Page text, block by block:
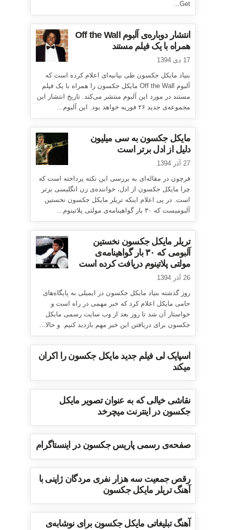
Get...
انتشار دوباره‌ی آلبوم Off the Wall
همراه با یک فیلم مستند
17 دی 1394
بنیاد مایکل جکسون طی بیانیه‌ای اعلام کرده است که
آلبوم Off the Wall مایکل جکسون را همراه با یک فیلم
مستند در مورد این آلبوم منتشر می‌کند. تاریخ انتشار این
مجموعه‌ی جدید ۲۶ فوریه خواهد بود. این آلبوم...
مایکل جکسون به سی میلیون
دلیل از ادل برتر است
27 آذر 1394
فرچون در مقاله‌ای به بررسی این نکته پرداخته است که
چرا مایکل جکسون از ادل، خواننده‌ی زن انگلیسی برتر
است. در پی اعلام اینکه تریلر مایکل جکسون نخستین
آلبومیست که ۳۰ بار گواهینامه‌ی مولتی پلاتینوم...
تریلر مایکل جکسون نخستین
آلبومی که ۳۰ بار گواهینامه‌ی
مولتی پلاتینوم دریافت کرده است
26 آذر 1394
روز گذشته بنیاد مایکل جکسون در ایمیلی به پایگاه‌های
حامی مایکل اعلام کرد که خبر مهمی در راه است و
خواستار آن شد تا روز بعد از وب سایت رسمی مایکل
جکسون برای دریافتن این خبر مهم بازدید کنیم. و حالا...
اسپایک لی فیلم جدید مایکل جکسون را اکران
میکند
نقاشی خیالی که به عنوان تصویر مایکل
جکسون در اینترنت میچرخد
صفحه‌ی رسمی پاریس جکسون در اینستاگرام
رقص جمعیت سه هزار نفری مردگان ژاپنی با
آهنگ تریلر مایکل جکسون
آهنگ تبلیغاتی مایکل جکسون برای نوشابه‌ی